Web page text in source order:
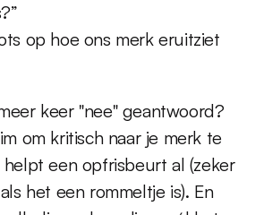
op hoe ons merk eruitziet
keer "nee" geantwoord?
om kritisch naar je merk te
helpt een opfrisbeurt al (zeker
het een rommeltje is). En